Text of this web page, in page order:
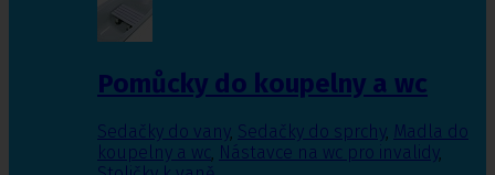
Pomůcky do koupelny a wc
Sedačky do vany, Sedačky do sprchy, Madla do
koupelny a wc, Nástavce na wc pro invalidy,